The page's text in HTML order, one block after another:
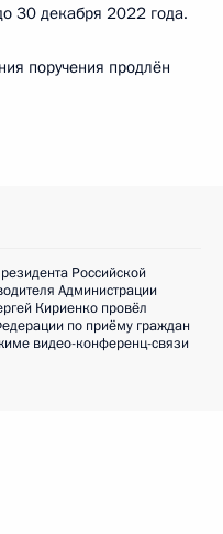
30 декабря 2022 года.
поручения продлён
Российской
Администрации
Кириенко провёл
по приёму граждан
видео-конференц-связи